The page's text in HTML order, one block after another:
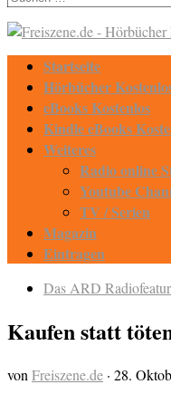
Startseite
Hörbücher
eBooks Kostenlos
Kindle eBooks
Weiteres
Radio online
Youtube
TV / Serien
Magazin
Eintragen
Das ARD
Kaufen statt
von Freiszene.de · 28.